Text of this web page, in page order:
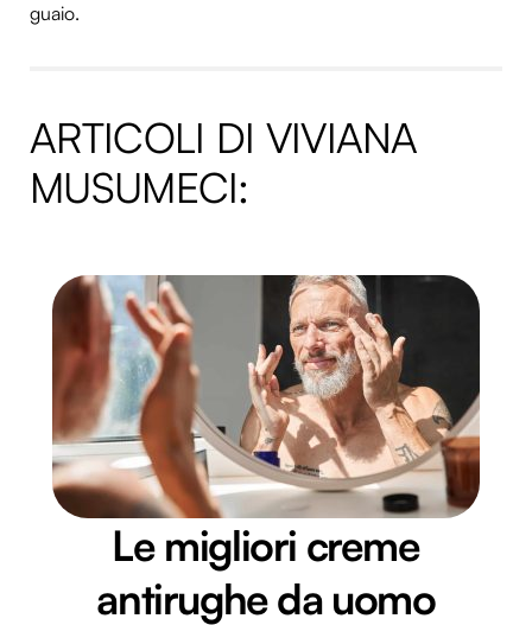
guaio.
ARTICOLI DI VIVIANA
MUSUMECI:
Le migliori creme
antirughe da uomo